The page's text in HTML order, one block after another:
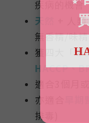
疾病的機會
天然 人
無香精/味
獲四大「專
HACCP、
適合3個月
亦適合
早
排毒)